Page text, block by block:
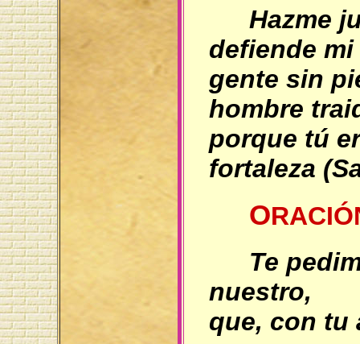
Hazme
defiende
gente sin
hombre
porque tú
fortaleza
O
Te
nuestro,
que, con tu